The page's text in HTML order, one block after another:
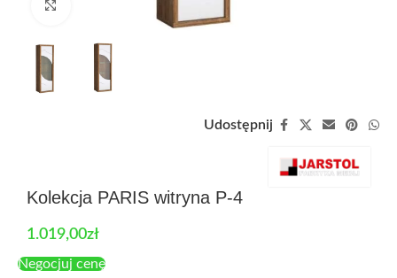
Udostępnij
Kolekcja PARIS witryna P-4
1.019,00zł
Negocjuj cenę